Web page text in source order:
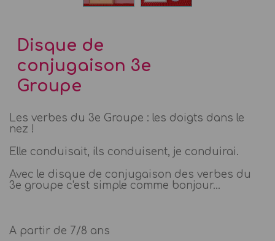
Disque de
conjugaison 3e
Groupe
Les verbes du 3e Groupe : les doigts dans le
nez !
Elle conduisait, ils conduisent, je conduirai.
Avec le disque de conjugaison des verbes du
3e groupe c'est simple comme bonjour...
A partir de 7/8 ans